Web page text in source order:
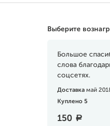
Выберите
Большое
слова
соцсетях.
Доставка май
Куплено 5
150 a